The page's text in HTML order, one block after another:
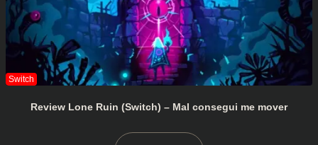
Review Lone Ruin (Switch) – Mal consegui me mover